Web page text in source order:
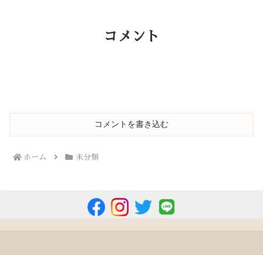
コメント
コメントを書き込む
ホーム 未分類